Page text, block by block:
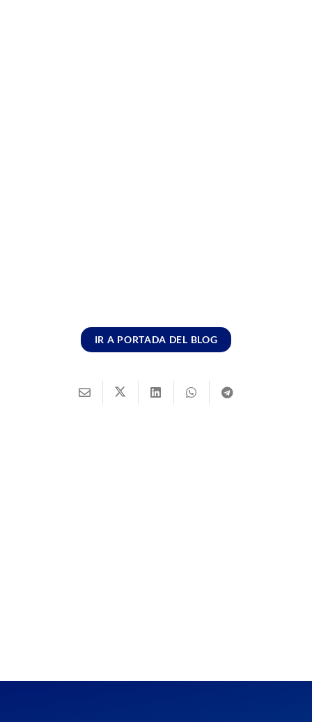
IR A PORTADA DEL BLOG